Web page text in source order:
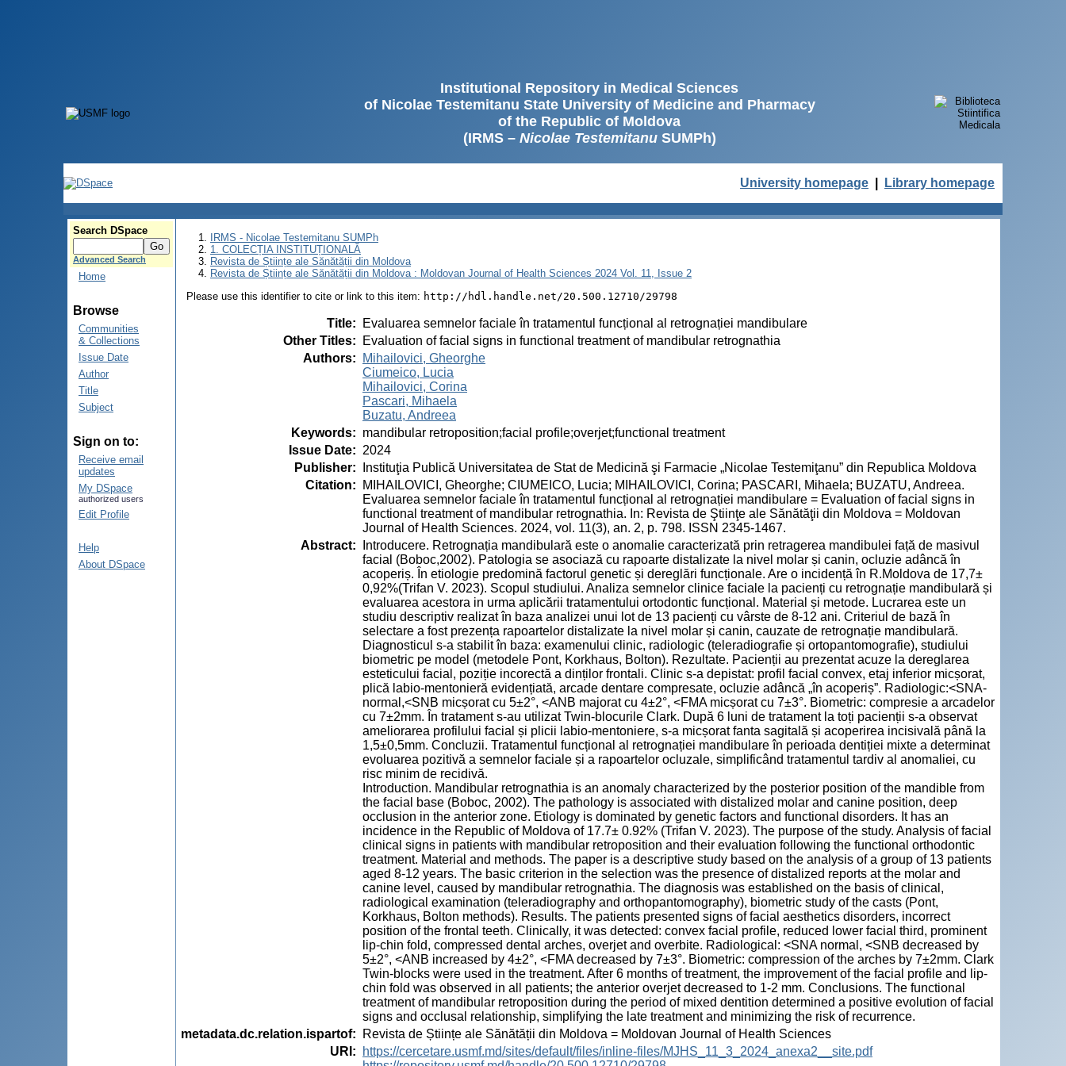
Institutional Repository in Medical Sciences
of Nicolae Testemitanu State University of Medicine and Pharmacy
of the Republic of Moldova
(IRMS – Nicolae TestemitanuSUMPh)
University homepage Library homepage
Search DSpace
Advanced Search
Home
Browse
Communities
& Collections
Issue Date
Author
Title
Subject
Sign on to:
Receive email
updates
My DSpace
authorized users
Edit Profile
Help
About DSpace
IRMS - Nicolae Testemitanu SUMPh
1. COLECȚIA INSTITUȚIONALĂ
Revista de Științe ale Sănătății din Moldova
Revista de Științe ale Sănătății din Moldova : Moldovan Journal of Health Sciences 2024 Vol. 11, Issue 2
Please use this identifier to cite or link to this item: http://hdl.handle.net/20.500.12710/29798
Title:
Evaluarea semnelor faciale în tratamentul funcțional al retrognației mandibulare
Other Titles:
Evaluation of facial signs in functional treatment of mandibular retrognathia
Authors:
Mihailovici, Gheorghe
Ciumeico, Lucia
Mihailovici, Corina
Pascari, Mihaela
Buzatu, Andreea
Keywords: mandibular retroposition;facial profile;overjet;functional treatment
Issue Date: 2024
Publisher:
Instituţia Publică Universitatea de Stat de Medicină şi Farmacie „Nicolae Testemiţanu” din Republica Moldova
Citation:
MIHAILOVICI, Gheorghe; CIUMEICO, Lucia; MIHAILOVICI, Corina; PASCARI, Mihaela; BUZATU, Andreea.
Evaluarea semnelor faciale în tratamentul funcțional al retrognației mandibulare = Evaluation of facial signs in
functional treatment of mandibular retrognathia. In: Revista de Ştiinţe ale Sănătăţii din Moldova = Moldovan
Journal of Health Sciences. 2024, vol. 11(3), an. 2, p. 798. ISSN 2345-1467.
Abstract:
Introducere. Retrognația mandibulară este o anomalie caracterizată prin retragerea mandibulei față de masivul
facial (Boboc,2002). Patologia se asociază cu rapoarte distalizate la nivel molar și canin, ocluzie adâncă în
acoperiș. În etiologie predomină factorul genetic și dereglări funcționale. Are o incidență în R.Moldova de 17,7±
0,92%(Trifan V. 2023). Scopul studiului. Analiza semnelor clinice faciale la pacienți cu retrognație mandibulară și
evaluarea acestora in urma aplicării tratamentului ortodontic funcțional. Material și metode. Lucrarea este un
studiu descriptiv realizat în baza analizei unui lot de 13 pacienți cu vârste de 8-12 ani. Criteriul de bază în
selectare a fost prezența rapoartelor distalizate la nivel molar și canin, cauzate de retrognație mandibulară.
Diagnosticul s-a stabilit în baza: examenului clinic, radiologic (teleradiografie și ortopantomografie), studiului
biometric pe model (metodele Pont, Korkhaus, Bolton). Rezultate. Pacienții au prezentat acuze la dereglarea
esteticului facial, poziție incorectă a dinților frontali. Clinic s-a depistat: profil facial convex, etaj inferior micșorat,
plică labio-mentonieră evidențiată, arcade dentare compresate, ocluzie adâncă „în acoperiș”. Radiologic:<SNA-
normal,<SNB micșorat cu 5±2°, <ANB majorat cu 4±2°, <FMA micșorat cu 7±3°. Biometric: compresie a arcadelor
cu 7±2mm. În tratament s-au utilizat Twin-blocurile Clark. După 6 luni de tratament la toți pacienții s-a observat
ameliorarea profilului facial și plicii labio-mentoniere, s-a micșorat fanta sagitală și acoperirea incisivală până la
1,5±0,5mm. Concluzii. Tratamentul funcțional al retrognației mandibulare în perioada dentiției mixte a determinat
evoluarea pozitivă a semnelor faciale și a rapoartelor ocluzale, simplificând tratamentul tardiv al anomaliei, cu
risc minim de recidivă.
Introduction. Mandibular retrognathia is an anomaly characterized by the posterior position of the mandible from
the facial base (Boboc, 2002). The pathology is associated with distalized molar and canine position, deep
occlusion in the anterior zone. Etiology is dominated by genetic factors and functional disorders. It has an
incidence in the Republic of Moldova of 17.7± 0.92% (Trifan V. 2023). The purpose of the study. Analysis of facial
clinical signs in patients with mandibular retroposition and their evaluation following the functional orthodontic
treatment. Material and methods. The paper is a descriptive study based on the analysis of a group of 13 patients
aged 8-12 years. The basic criterion in the selection was the presence of distalized reports at the molar and
canine level, caused by mandibular retrognathia. The diagnosis was established on the basis of clinical,
radiological examination (teleradiography and orthopantomography), biometric study of the casts (Pont,
Korkhaus, Bolton methods). Results. The patients presented signs of facial aesthetics disorders, incorrect
position of the frontal teeth. Clinically, it was detected: convex facial profile, reduced lower facial third, prominent
lip-chin fold, compressed dental arches, overjet and overbite. Radiological: <SNA normal, <SNB decreased by
5±2°, <ANB increased by 4±2°, <FMA decreased by 7±3°. Biometric: compression of the arches by 7±2mm. Clark
Twin-blocks were used in the treatment. After 6 months of treatment, the improvement of the facial profile and lip-
chin fold was observed in all patients; the anterior overjet decreased to 1-2 mm. Conclusions. The functional
treatment of mandibular retroposition during the period of mixed dentition determined a positive evolution of facial
signs and occlusal relationship, simplifying the late treatment and minimizing the risk of recurrence.
metadata.dc.relation.ispartof:
Revista de Științe ale Sănătății din Moldova = Moldovan Journal of Health Sciences
URI :
https://cercetare.usmf.md/sites/default/files/inline-files/MJHS_11_3_2024_anexa2__site.pdf